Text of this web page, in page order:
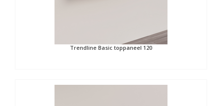
Trendline Basic toppaneel 120